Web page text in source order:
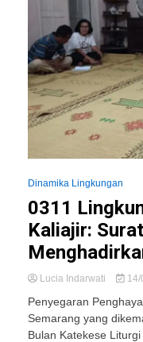
Dinamika Lingkungan
0311
Kaliajir:
Lucia Indarwati 14/
Penyegaran
Semarang yang
Bulan Katekese